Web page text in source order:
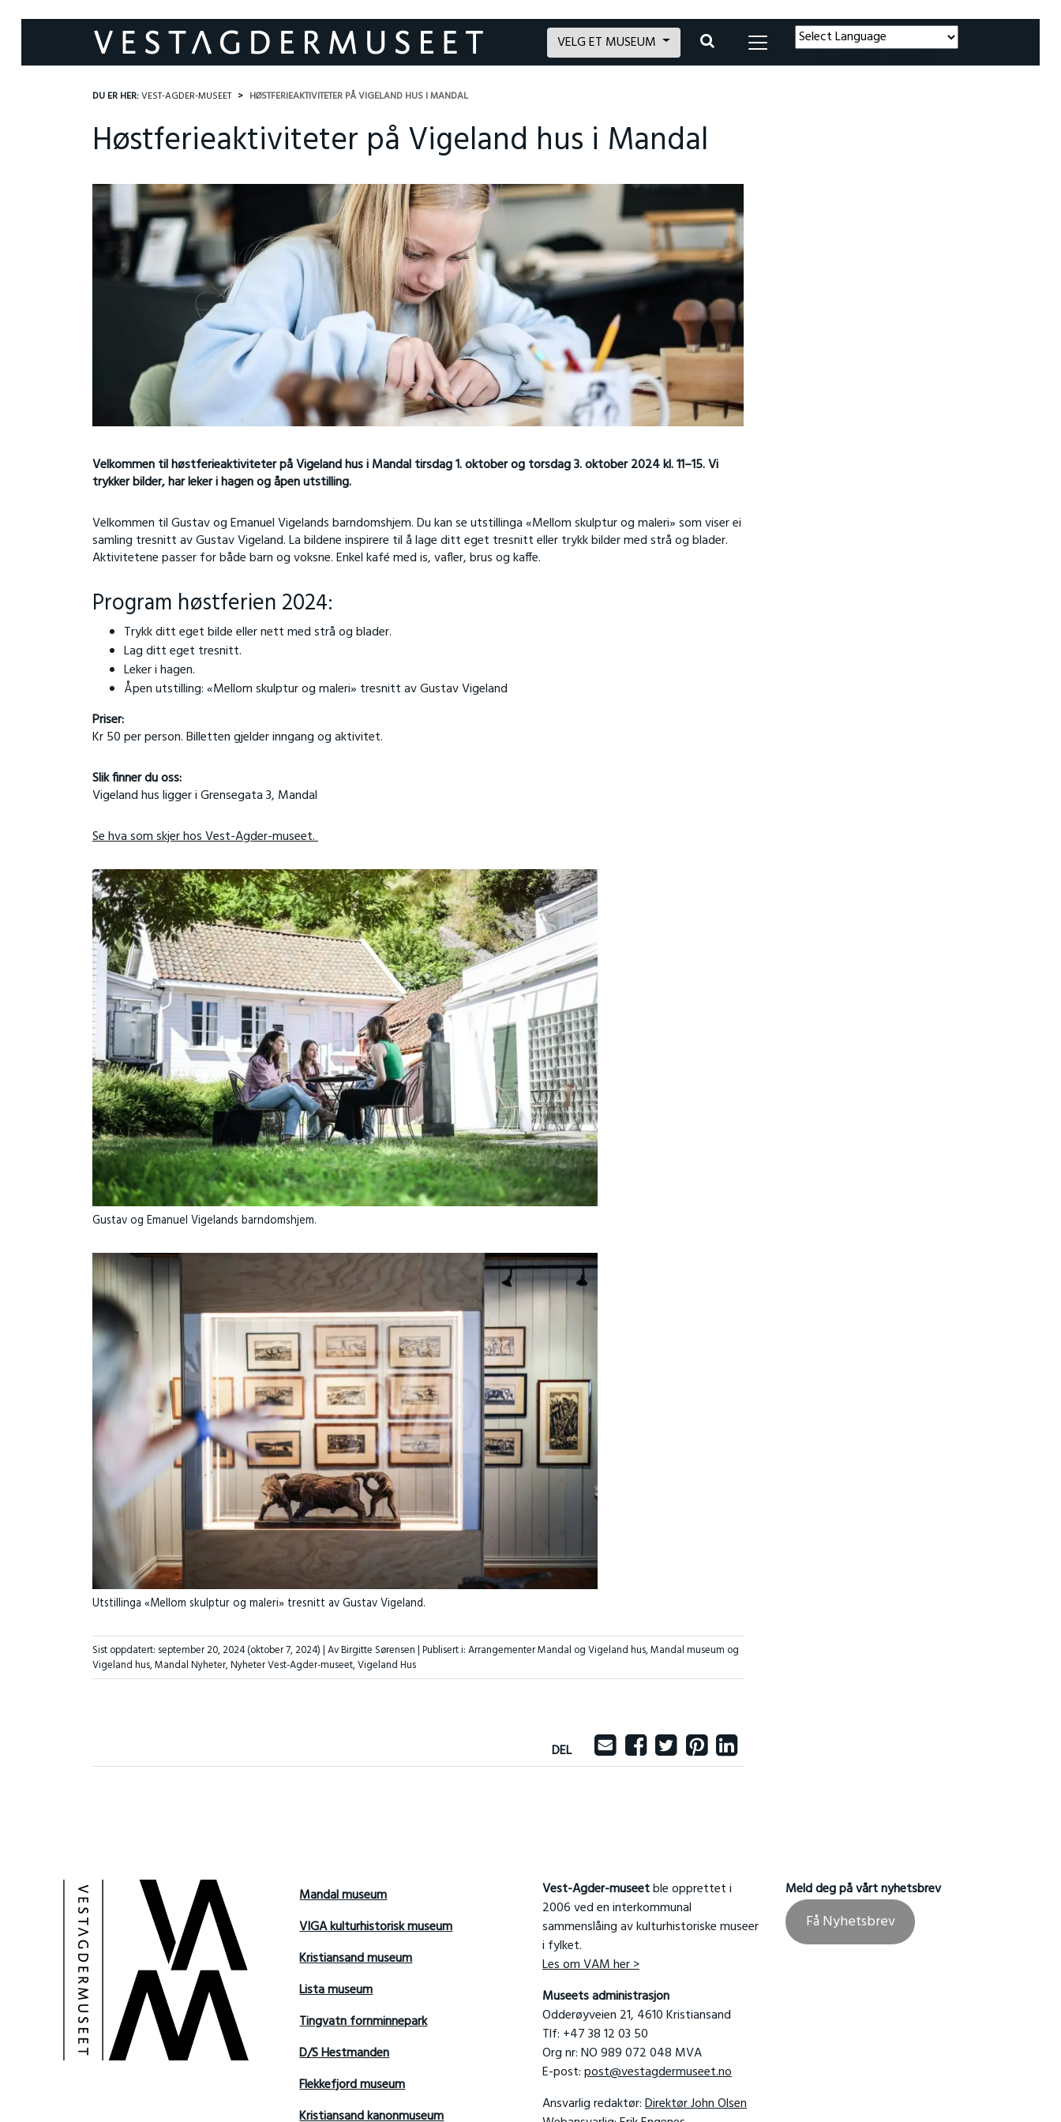
VELG ET MUSEUM
DU ER HER:VEST-AGDER-MUSEET HØSTFERIEAKTIVITETER PÅ VIGELAND HUS I MANDAL
Høstferieaktiviteter på Vigeland hus i Mandal
Velkommen til høstferieaktiviteter på Vigeland hus i Mandaltirsdag 1. oktober og torsdag 3. oktober 2024 kl. 11–15. Vi
trykker bilder, har leker i hagen og åpen utstilling.
Velkommen til Gustav og Emanuel Vigelands barndomshjem. Du kan se utstillinga «Mellom skulptur og maleri» som viser ei
samling tresnitt av Gustav Vigeland. La bildene inspirere til å lage ditt eget tresnitt eller trykk bilder med strå og blader.
Aktivitetene passer for både barn og voksne.Enkel kafé med is, vafler, brus og kaffe.
Program høstferien 2024:
Trykk ditt eget bilde eller nett med strå og blader.
Lag ditt eget tresnitt.
Leker i hagen.
Åpen utstilling: «Mellom skulptur og maleri» tresnitt av Gustav Vigeland
Priser:
Kr 50 per person. Billetten gjelder inngang og aktivitet.
Slik finner du oss:
Vigeland hus ligger i Grensegata 3, Mandal
Se hva som skjer hos Vest-Agder-museet.
Gustav og Emanuel Vigelands barndomshjem.
Utstillinga «Mellom skulptur og maleri» tresnitt av Gustav Vigeland.
Sist oppdatert: september 20, 2024(oktober 7, 2024)| Av Birgitte Sørensen |Publisert i:Arrangementer Mandal og Vigeland hus,Mandal museum og
Vigeland hus,Mandal Nyheter,Nyheter Vest-Agder-museet,Vigeland Hus
DEL
Mandal museum
VIGA kulturhistorisk museum
Kristiansand museum
Lista museum
Tingvatn fornminnepark
D/S Hestmanden
Flekkefjord museum
Kristiansand kanonmuseum
Vest-Agder-museetble opprettet i
2006 ved en interkommunal
sammenslåing av kulturhistoriske museer
i fylket.
Les om VAM her >
Museets administrasjon
Odderøyveien 21, 4610 Kristiansand
Tlf: +47 38 12 03 50
Org nr: NO 989 072 048 MVA
E-post:post@vestagdermuseet.no
Ansvarlig redaktør:Direktør John Olsen
Meld deg på vårt nyhetsbrev
Få Nyhetsbrev